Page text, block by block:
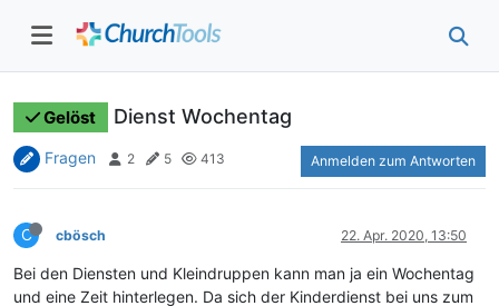
Gelöst Dienst Wochentag
Fragen 2 5 413 Anmelden zum Antworten
C cbösch 22. Apr. 2020, 13:50
Bei den Diensten und Kleindruppen kann man ja ein Wochentag
und eine Zeit hinterlegen. Da sich der Kinderdienst bei uns zum